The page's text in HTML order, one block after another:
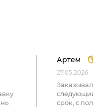
Артем
27.05.2026
срок, с